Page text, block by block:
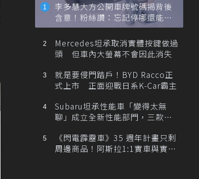
李多慧大方公開車牌號碼揭背後
含意！粉絲讚：忘記停哪還能幫
忙找車
Mercedes坦承取消實體按鍵做過
頭 但車內大螢幕不會因此消失
就是要侵門踏戶！BYD Racco正
式上市 正面迎戰日系K-Car霸主
Subaru坦承性能車「變得太無
聊」成立全新性能部門，三款手
《閃電霹靂車》35 週年計畫只剩
周邊商品！阿斯拉1:1實車與實體